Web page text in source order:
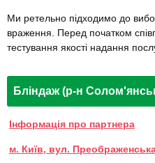
Ми ретельно підходимо до
враження. Перед початком
тестування якості надання
Бліндаж (р-н
Інформація про партнера
м. Київ, вул.